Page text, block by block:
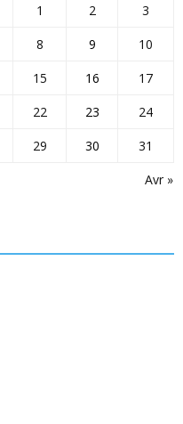
Avr »
1 2
3
8 9
10
15 16
17
22 23
24
29 30 31